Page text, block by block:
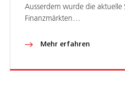
Ausserdem wurde die aktuelle
Finanzmärkten…
Mehr erfahren